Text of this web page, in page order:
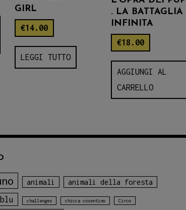
GIRL
€14.00
LEGGI TUTTO
. LA BATTAGLIA
INFINITA
€18.00
AGGIUNGI AL
CARRELLO
animali animali della foresta
blu challenges chicca cosentino Circo